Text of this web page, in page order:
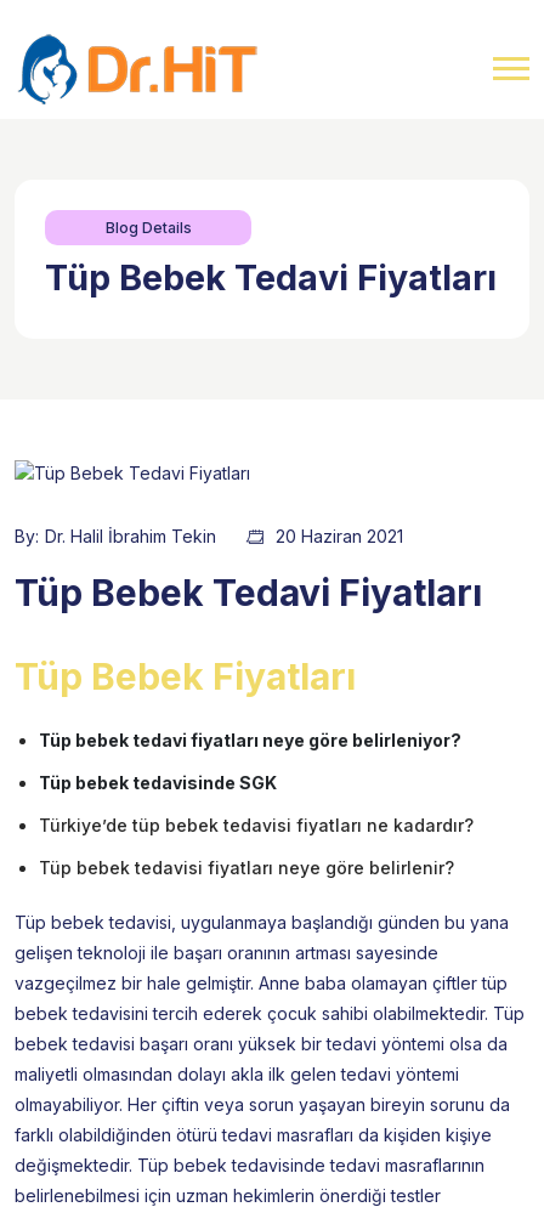
Blog Details
Tüp Bebek Tedavi Fiyatları
By: Dr. Halil İbrahim Tekin 20 Haziran 2021
Tüp Bebek Tedavi Fiyatları
Tüp Bebek Fiyatları
Tüp bebek tedavi fiyatları neye göre belirleniyor?
Tüp bebek tedavisinde SGK
Türkiye’de tüp bebek tedavisi fiyatları ne kadardır?
Tüp bebek tedavisi fiyatları neye göre belirlenir?
Tüp bebek tedavisi, uygulanmaya başlandığı günden bu yana
gelişen teknoloji ile başarı oranının artması sayesinde
vazgeçilmez bir hale gelmiştir. Anne baba olamayan çiftler tüp
bebek tedavisini tercih ederek çocuk sahibi olabilmektedir. Tüp
bebek tedavisi başarı oranı yüksek bir tedavi yöntemi olsa da
maliyetli olmasından dolayı akla ilk gelen tedavi yöntemi
olmayabiliyor. Her çiftin veya sorun yaşayan bireyin sorunu da
farklı olabildiğinden ötürü tedavi masrafları da kişiden kişiye
değişmektedir. Tüp bebek tedavisinde tedavi masraflarının
belirlenebilmesi için uzman hekimlerin önerdiği testler